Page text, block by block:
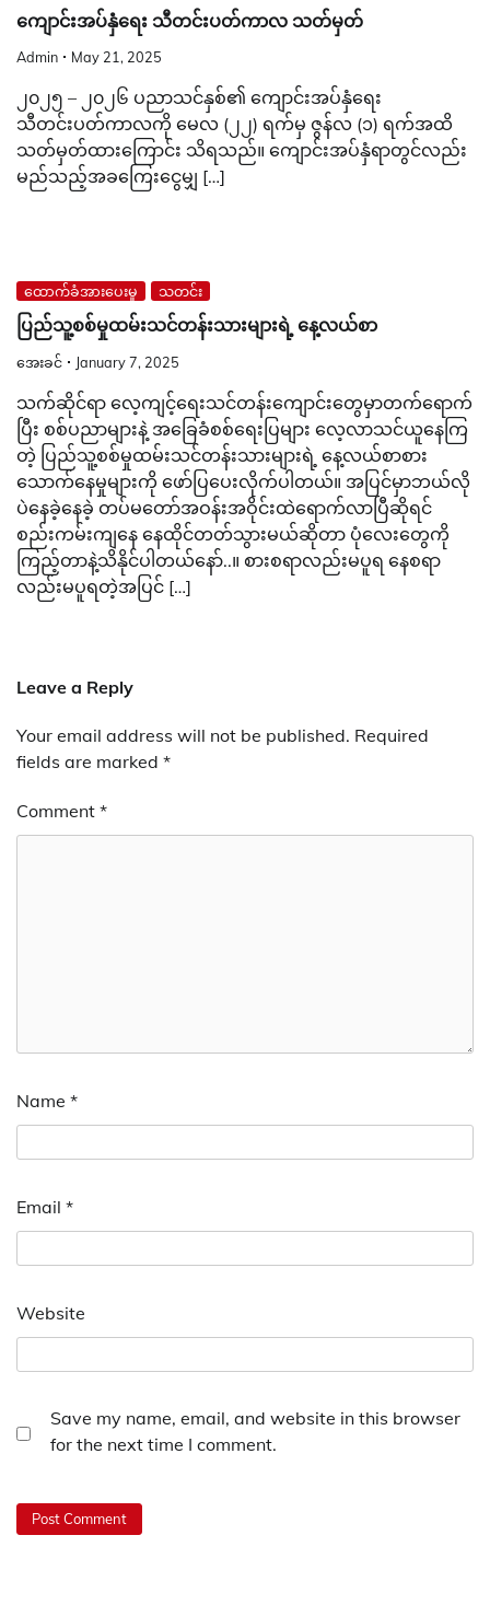
ကျောင်းအပ်နှံရေး သီတင်းပတ်ကာလ သတ်မှတ်
Admin May 21, 2025
၂၀၂၅ – ၂၀၂၆ ပညာသင်နှစ်၏ ကျောင်းအပ်နှံရေး
သီတင်းပတ်ကာလကို မေလ (၂၂) ရက်မှ ဇွန်လ (၁) ရက်အထိ
သတ်မှတ်ထားကြောင်း သိရသည်။ ကျောင်းအပ်နှံရာတွင်လည်း
မည်သည့်အခကြေးငွေမျှ […]
ထောက်ခံအားပေးမှု သတင်း
ပြည်သူ့စစ်မှုထမ်းသင်တန်းသားများရဲ့ နေ့လယ်စာ
အေးခင် January 7, 2025
သက်ဆိုင်ရာ လေ့ကျင့်ရေးသင်တန်းကျောင်းတွေမှာတက်ရောက်
ပြီး စစ်ပညာများနဲ့ အခြေခံစစ်ရေးပြများ လေ့လာသင်ယူနေကြ
တဲ့ ပြည်သူ့စစ်မှုထမ်းသင်တန်းသားများရဲ့ နေ့လယ်စာစား
သောက်နေမှုများကို ဖော်ပြပေးလိုက်ပါတယ်။ အပြင်မှာဘယ်လို
ပဲနေခဲ့နေခဲ့ တပ်မတော်အဝန်းအဝိုင်းထဲရောက်လာပြီဆိုရင်
စည်းကမ်းကျနေ နေထိုင်တတ်သွားမယ်ဆိုတာ ပုံလေးတွေကို
ကြည့်တာနဲ့သိနိုင်ပါတယ်နော်..။ စားစရာလည်းမပူရ နေစရာ
လည်းမပူရတဲ့အပြင် […]
Leave a Reply
Your email address will not be published. Required
fields are marked *
Comment *
Name *
Email *
Website
Save my name, email, and website in this browser
for the next time I comment.